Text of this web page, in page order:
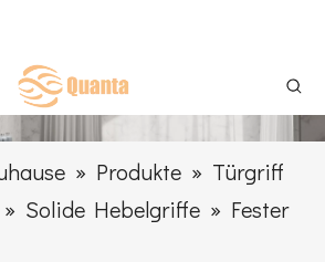
» Produkte » Türgriff
» Solide Hebelgriffe » Fester